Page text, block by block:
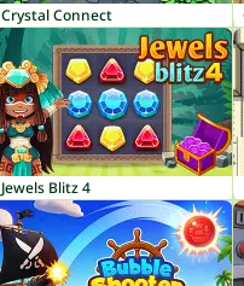
Crystal Connect
Jewels Blitz 4